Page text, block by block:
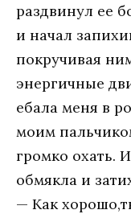
раздвинул ее
и начал
покручивая
энергичные
ебала меня в
моим
громко охать.
обмякла и
— Как